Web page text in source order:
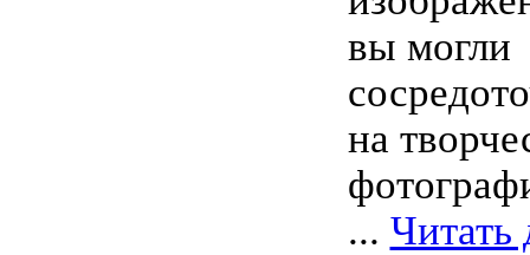
вы могли
на
... Читать